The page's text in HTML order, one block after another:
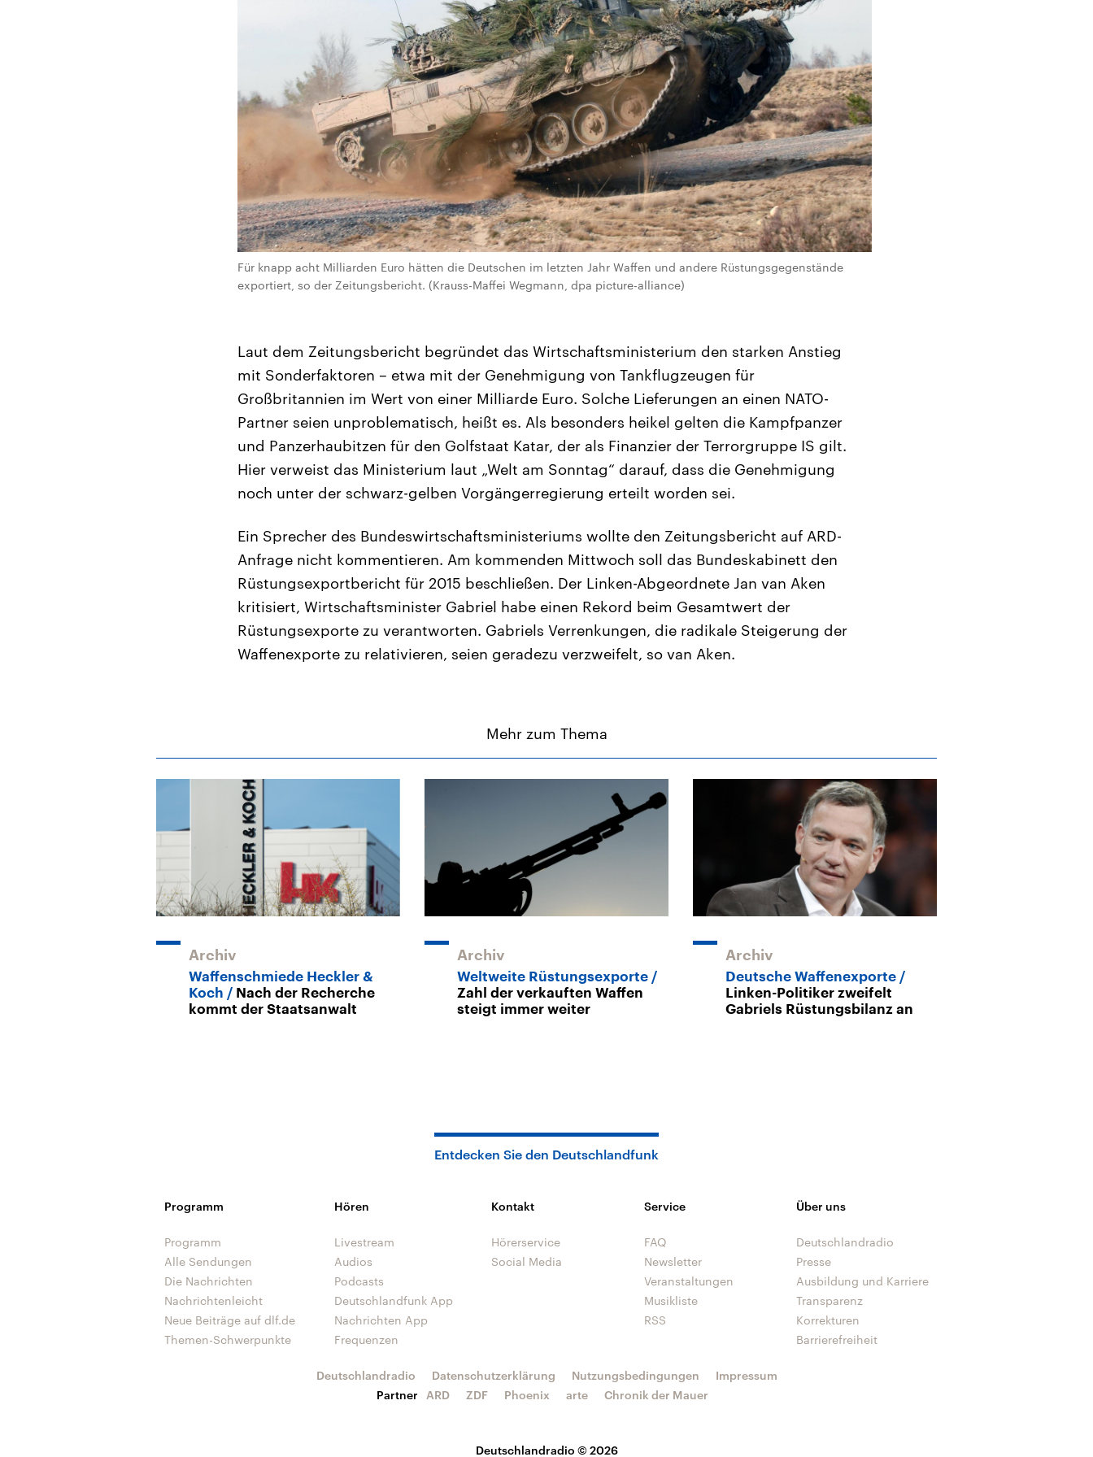
Für knapp acht Milliarden Euro hätten die Deutschen im letzten Jahr Waffen und andere Rüstungsgegenstände
exportiert, so der Zeitungsbericht. (Krauss-Maffei Wegmann, dpa picture-alliance)
Laut dem Zeitungsbericht begründet das Wirtschaftsministerium den starken Anstieg
mit Sonderfaktoren – etwa mit der Genehmigung von Tankflugzeugen für
Großbritannien im Wert von einer Milliarde Euro. Solche Lieferungen an einen NATO-
Partner seien unproblematisch, heißt es. Als besonders heikel gelten die Kampfpanzer
und Panzerhaubitzen für den Golfstaat Katar, der als Finanzier der Terrorgruppe IS gilt.
Hier verweist das Ministerium laut „Welt am Sonntag“ darauf, dass die Genehmigung
noch unter der schwarz-gelben Vorgängerregierung erteilt worden sei.
Ein Sprecher des Bundeswirtschaftsministeriums wollte den Zeitungsbericht auf ARD-
Anfrage nicht kommentieren. Am kommenden Mittwoch soll das Bundeskabinett den
Rüstungsexportbericht für 2015 beschließen. Der Linken-Abgeordnete Jan van Aken
kritisiert, Wirtschaftsminister Gabriel habe einen Rekord beim Gesamtwert der
Rüstungsexporte zu verantworten. Gabriels Verrenkungen, die radikale Steigerung der
Waffenexporte zu relativieren, seien geradezu verzweifelt, so van Aken.
Mehr zum Thema
Archiv
Waffenschmiede Heckler &
Koch
Nach der Recherche
kommt der Staatsanwalt
Archiv
Weltweite Rüstungsexporte
Zahl der verkauften Waffen
steigt immer weiter
Archiv
Deutsche Waffenexporte
Linken-Politiker zweifelt
Gabriels Rüstungsbilanz an
Entdecken Sie den Deutschlandfunk
Programm
Programm
Alle Sendungen
Die Nachrichten
Nachrichtenleicht
Neue Beiträge auf dlf.de
Themen-Schwerpunkte
Hören
Livestream
Audios
Podcasts
Deutschlandfunk App
Nachrichten App
Frequenzen
Kontakt
Hörerservice
Social Media
Service
FAQ
Newsletter
Veranstaltungen
Musikliste
RSS
Über uns
Deutschlandradio
Presse
Ausbildung und Karriere
Transparenz
Korrekturen
Barrierefreiheit
Deutschlandradio © 2026
Deutschlandradio Datenschutzerklärung Nutzungsbedingungen
Impressum
Partner
ARD ZDF Phoenix arte Chronik der Mauer